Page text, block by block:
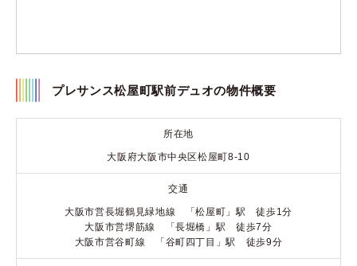
プレサンス松屋町駅前デュオの物件概要
所在地
大阪府大阪市中央区松屋町8-10
交通
大阪市営長堀鶴見緑地線 「松屋町」駅 徒歩1分
大阪市営堺筋線 「長堀橋」駅 徒歩7分
大阪市営谷町線 「谷町四丁目」駅 徒歩9分